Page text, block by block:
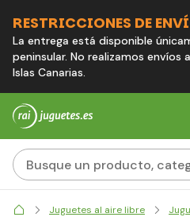
RESTRICCIONES DE
La entrega está disponible
peninsular. No realizamos envíos
Islas Canarias.
Juguetes al aire libre